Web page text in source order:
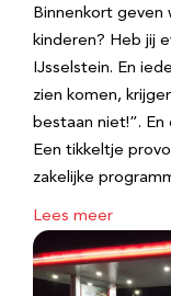
Binnenkort geven
kinderen? Heb jij
IJsselstein. En
zien komen,
bestaan niet!”.
Een tikkeltje
zakelijke
Lees meer